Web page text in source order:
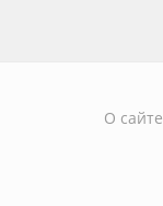
О сайте